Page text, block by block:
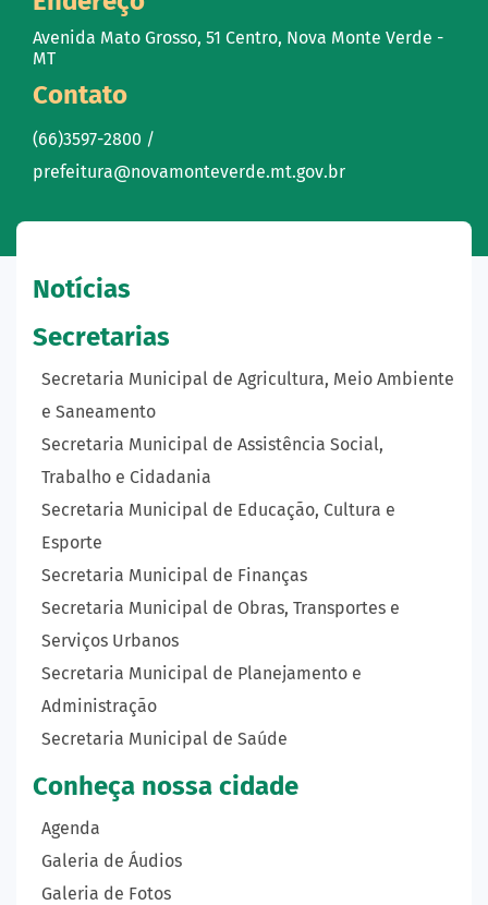
Avenida Mato Grosso, 51 Centro, Nova Monte Verde -
MT
Contato
(66)3597-2800 /
prefeitura@novamonteverde.mt.gov.br
Notícias
Secretarias
Secretaria Municipal de Agricultura, Meio Ambiente
e Saneamento
Secretaria Municipal de Assistência Social,
Trabalho e Cidadania
Secretaria Municipal de Educação, Cultura e
Esporte
Secretaria Municipal de Finanças
Secretaria Municipal de Obras, Transportes e
Serviços Urbanos
Secretaria Municipal de Planejamento e
Administração
Secretaria Municipal de Saúde
Conheça nossa cidade
Agenda
Galeria de Áudios
Galeria de Fotos